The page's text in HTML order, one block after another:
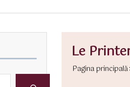
Le
Pagina principală